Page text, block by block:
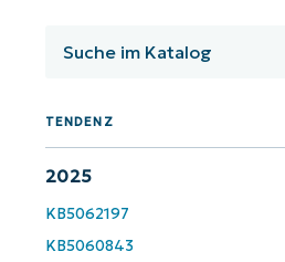
TENDENZ
2025
KB5062197
KB5060843
email*
Phone